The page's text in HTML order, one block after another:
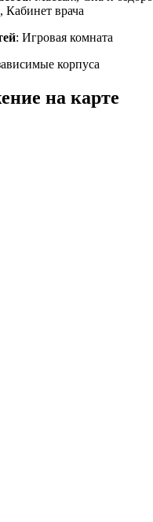
Кабинет врача
: Игровая комната
корпуса
на карте